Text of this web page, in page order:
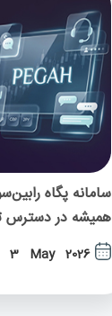
سامانه پگاه
همیشه در دسترس
3 May 2026